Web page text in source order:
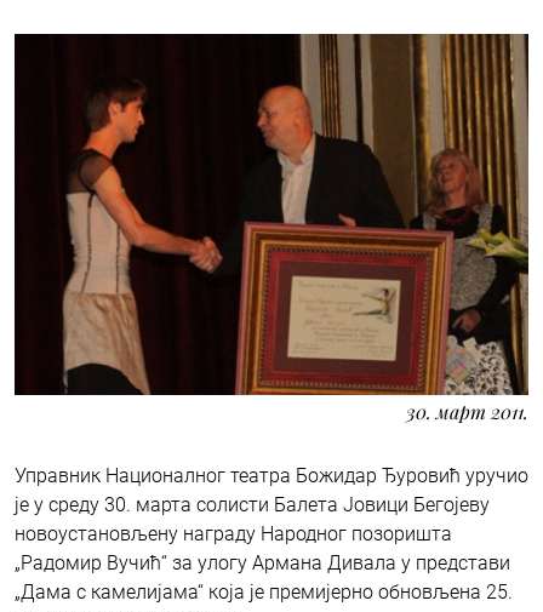
30. март 2011.
Управник Националног театра Божидар Ђуровић уручио
је у среду 30. марта солисти Балета Јовици Бегојеву
новоустановљену награду Народног позоришта
„Радомир Вучић“ за улогу Армана Дивала у представи
„Дама с камелијама“ која је премијерно обновљена 25.